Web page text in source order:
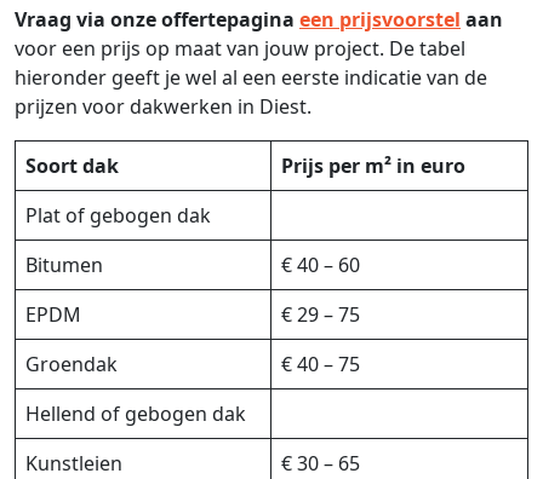
Vraag via onze offertepagina een prijsvoorstel aan
voor een prijs op maat van jouw project. De tabel
hieronder geeft je wel al een eerste indicatie van de
prijzen voor dakwerken in Diest.
Soort dak
Prijs per m² in euro
Plat of gebogen dak
Bitumen
€ 40 – 60
EPDM
€ 29 – 75
Groendak
€ 40 – 75
Hellend of gebogen dak
Kunstleien
€ 30 – 65